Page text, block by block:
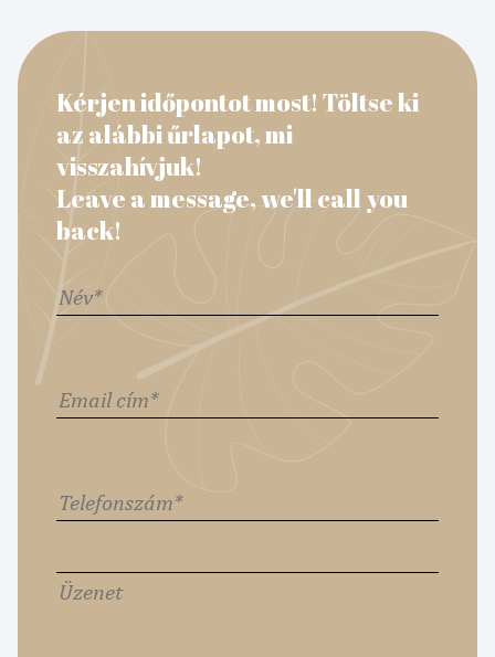
Kérjen időpontot most! Töltse ki
az alábbi űrlapot, mi
visszahívjuk!
Leave a message, we'll call you
back!